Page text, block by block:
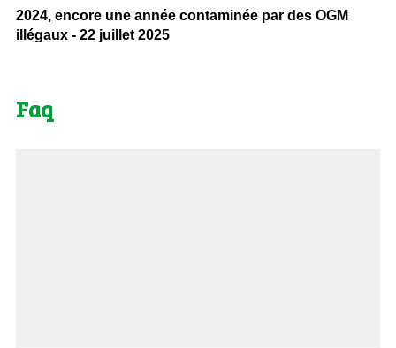
2024, encore une année contaminée par des OGM
illégaux - 22 juillet 2025
Faq